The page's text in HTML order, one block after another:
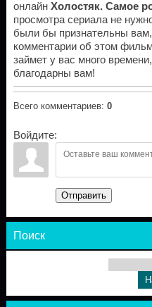
онлайн Холостяк. Самое
просмотра сериала не
были бы признательны
комментарии об этом
займет у вас много
благодарны вам!
Всего комментариев: 0
Войдите:
Отправить
Поиск